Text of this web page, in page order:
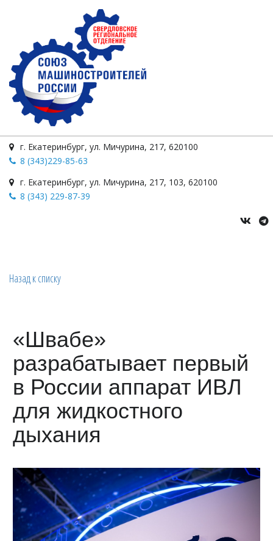
г. Екатеринбург, ул. Мичурина, 217, 620100
8 (343)229-85-63
г. Екатеринбург, ул. Мичурина, 217, 103, 620100
8 (343) 229-87-39
Назад к списку
«Швабе»
разрабатывает первый
в России аппарат ИВЛ
для жидкостного
дыхания